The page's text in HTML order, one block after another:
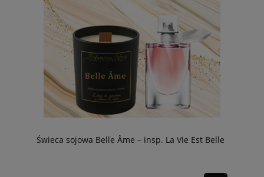
Świeca sojowa Belle Âme – insp. La Vie Est Belle